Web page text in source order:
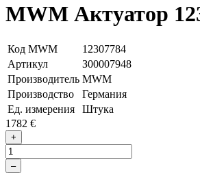
MWM Актуатор
Код MWM
12307784
Артикул
З00007948
Производитель MWM
Производство
Германия
Ед. измерения
Штука
1782 €
+
–